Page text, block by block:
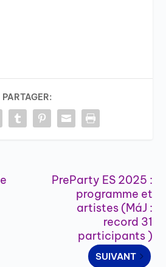
PARTAGER:
PreParty ES 2025 :
programme et
artistes (MáJ :
record 31
participants )
SUIVANT